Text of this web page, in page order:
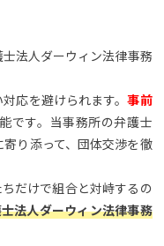
法人ダーウィン法律事務
応を避けられます。事前
です。当事務所の弁護士
り添って、団体交渉を徹
ちだけで組合と対峙するの
法人ダーウィン法律事務